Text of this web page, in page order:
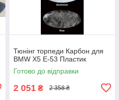
Тюнінг торпеди Карбон для
BMW X5 E-53 Пластик
Готово до відправки
2 051 ₴ 2 358 ₴